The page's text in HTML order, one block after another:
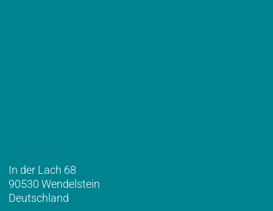
In der Lach 68
90530 Wendelstein
Deutschland